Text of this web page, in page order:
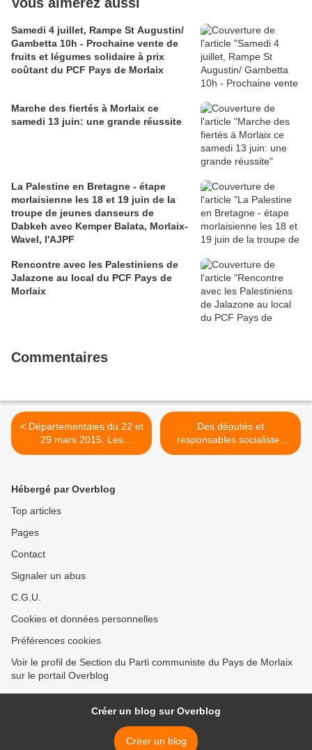
Samedi 4 juillet, Rampe St Augustin/
Gambetta 10h - Prochaine vente de
fruits et légumes solidaire à prix
coûtant du PCF Pays de Morlaix
Marche des fiertés à Morlaix ce
samedi 13 juin: une grande réussite
La Palestine en Bretagne - étape
morlaisienne les 18 et 19 juin de la
troupe de jeunes danseurs de
Dabkeh avec Kemper Balata, Morlaix-
Wavel, l'AJPF
Rencontre avec les Palestiniens de
Jalazone au local du PCF Pays de
Morlaix
Commentaires
< Départementales du 22 et
29 mars 2015: Les
candidats soutenus par le
Des députés et
responsables socialistes
bretons plus ou moins
Hébergé par Overblog
Top articles
Pages
Contact
Signaler un abus
C.G.U.
Cookies et données personnelles
Préférences cookies
Voir le profil de Section du Parti communiste du Pays de Morlaix
sur le portail Overblog
Créer un blog sur Overblog
Créer un blog